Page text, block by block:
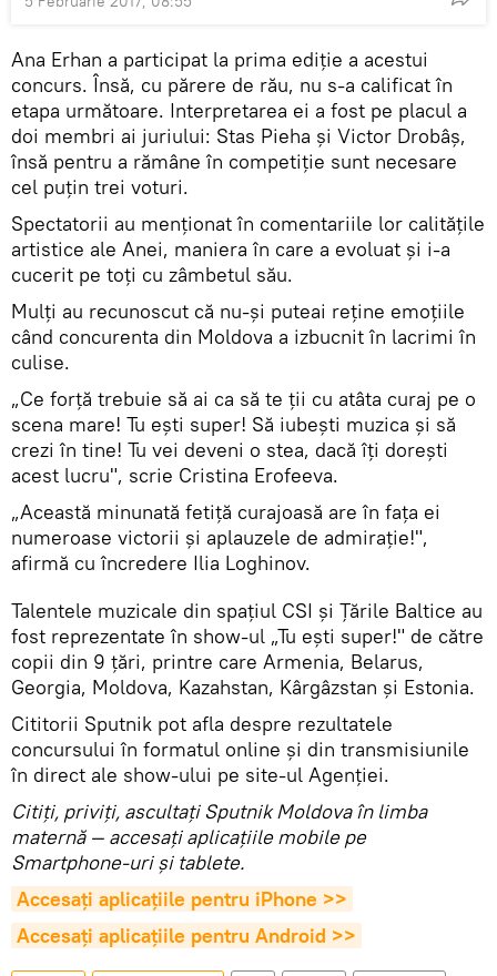
Ana Erhan a participat la prima ediție a acestui
concurs. Însă, cu părere de rău, nu s-a calificat în
etapa următoare. Interpretarea ei a fost pe placul a
doi membri ai juriului: Stas Pieha și Victor Drobâș,
însă pentru a rămâne în competiție sunt necesare
cel puțin trei voturi.
Spectatorii au menționat în comentariile lor calitățile
artistice ale Anei, maniera în care a evoluat și i-a
cucerit pe toți cu zâmbetul său.
Mulți au recunoscut că nu-și puteai reține emoțiile
când concurenta din Moldova a izbucnit în lacrimi în
culise.
„Ce forță trebuie să ai ca să te ții cu atâta curaj pe o
scena mare! Tu ești super! Să iubești muzica și să
crezi în tine! Tu vei deveni o stea, dacă îți dorești
acest lucru", scrie Cristina Erofeeva.
„Această minunată fetiță curajoasă are în fața ei
numeroase victorii și aplauzele de admirație!",
afirmă cu încredere Ilia Loghinov.
Talentele muzicale din spațiul CSI și Țările Baltice au
fost reprezentate în show-ul „Tu ești super!" de către
copii din 9 țări, printre care Armenia, Belarus,
Georgia, Moldova, Kazahstan, Kârgâzstan și Estonia.
Cititorii Sputnik pot afla despre rezultatele
concursului în formatul online și din transmisiunile
în direct ale show-ului pe site-ul Agenției.
Citiţi, priviţi, ascultaţi Sputnik Moldova în limba
maternă — accesaţi aplicaţiile mobile pe
Smartphone-uri şi tablete.
Accesaţi aplicaţiile pentru iPhone >>
Accesaţi aplicaţiile pentru Android >>